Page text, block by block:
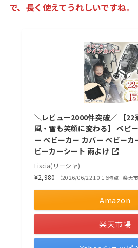
で、長く使えてうれしいですね。
＼レビュー2000件突破／ 【22
風・雪も笑顔に変わる】 ベビ
ー ベビーカー カバー ベビー
ビーカーシート 雨よけ
Liscia(リーシャ)
¥2,980
（2026/06/22 10:16時点 | 楽天市
Amazon
楽天市場